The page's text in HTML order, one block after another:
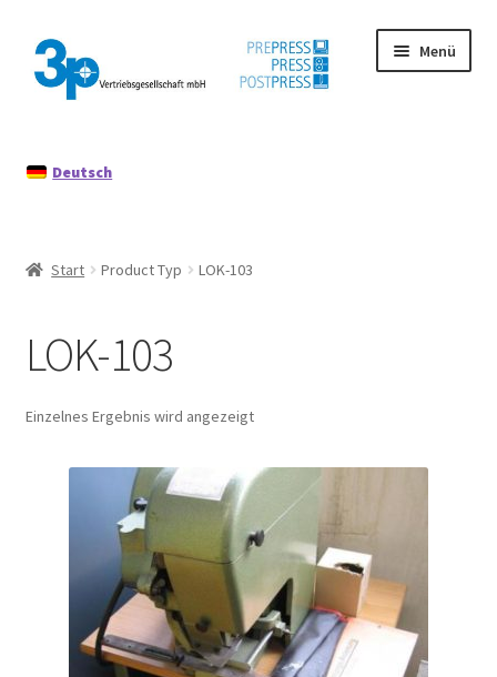
Zur
Navigation
springen
Zum
Inhalt
springen
Menü
Datenschutz
Mein Konto
Deutsch
Start Product Typ LOK-103
LOK-103
Einzelnes Ergebnis wird angezeigt